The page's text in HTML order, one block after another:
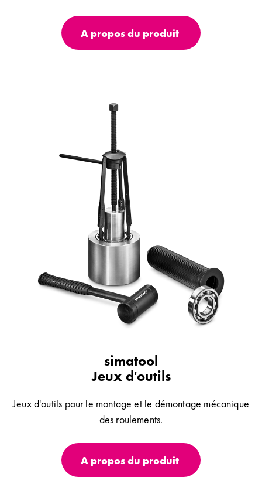
A propos du produit
simatool
Jeux d'outils
Jeux d'outils pour le montage et le démontage mécanique
des roulements.
A propos du produit